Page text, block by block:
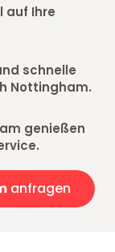
auf Ihre
schnelle
Nottingham.
genießen
anfragen